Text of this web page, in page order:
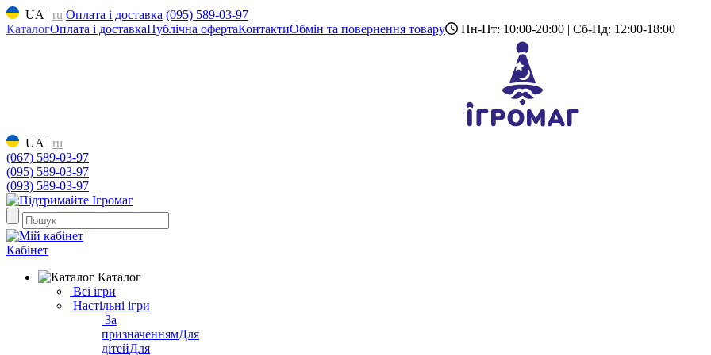
UA | ru Оплата і доставка (095) 589-03-97
КаталогОплата і доставкаПублічна офертаКонтактиОбмін та повернення товару Пн-Пт: 10:00-20:00 | Сб-Нд: 12:00-18:00
UA | ru
(067) 589-03-97
(095) 589-03-97
(093) 589-03-97
Кабінет
Каталог
Всі ігри
Настільні ігри
За
призначеннямДля
дітейДля